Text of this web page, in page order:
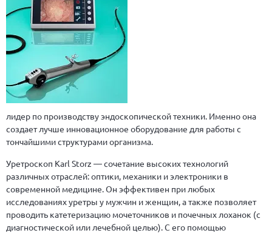
лидер по производству эндоскопической техники. Именно она
создает лучше инновационное оборудование для работы с
тончайшими структурами организма.
Уретроскоп Karl Storz — сочетание высоких технологий
различных отраслей: оптики, механики и электроники в
современной медицине. Он эффективен при любых
исследованиях уретры у мужчин и женщин, а также позволяет
проводить катетеризацию мочеточников и почечных лоханок (с
диагностической или лечебной целью). С его помощью